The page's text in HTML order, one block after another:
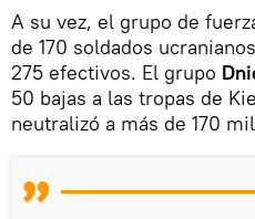
A su vez, el grupo de
de 170 soldados
275 efectivos. El grupo
50 bajas a las tropas de
neutralizó a más de 170